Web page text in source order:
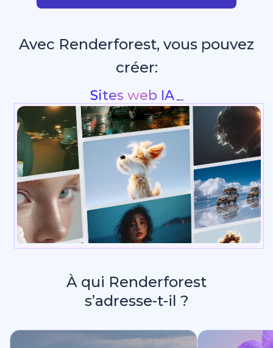
Avec Renderforest, vous pouvez
créer:
Intros & animations de logo
À qui Renderforest
s’adresse-t-il ?